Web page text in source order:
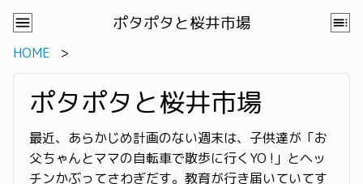
ポタポタと桜井市場
HOME
ポタポタと桜井市場
最近、あらかじめ計画のない週末は、子供達が「お
父ちゃんとママの自転車で散歩に行くYO !」とヘッ
チンかぶってさわぎだす。教育が行き届いていてす